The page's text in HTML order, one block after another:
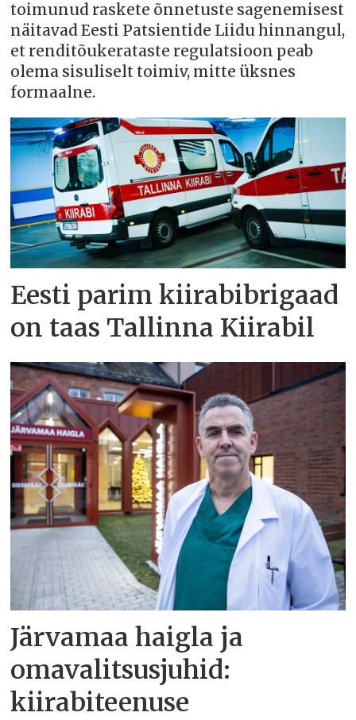
toimunud raskete õnnetuste sagenemisest
näitavad Eesti Patsientide Liidu hinnangul,
et renditõukerataste regulatsioon peab
olema sisuliselt toimiv, mitte üksnes
formaalne.
Eesti parim kiirabibrigaad
on taas Tallinna Kiirabil
Järvamaa haigla ja
omavalitsusjuhid:
kiirabiteenuse